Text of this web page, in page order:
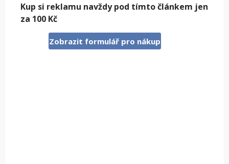
Kup si reklamu navždy pod tímto článkem jen
za 100 Kč
Zobrazit formulář pro nákup